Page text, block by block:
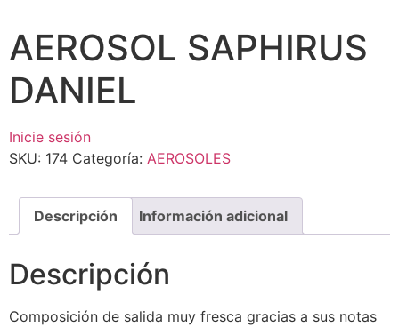
AEROSOL SAPHIRUS
DANIEL
Inicie sesión
SKU: 174 Categoría: AEROSOLES
Descripción Información adicional
Descripción
Composición de salida muy fresca gracias a sus notas